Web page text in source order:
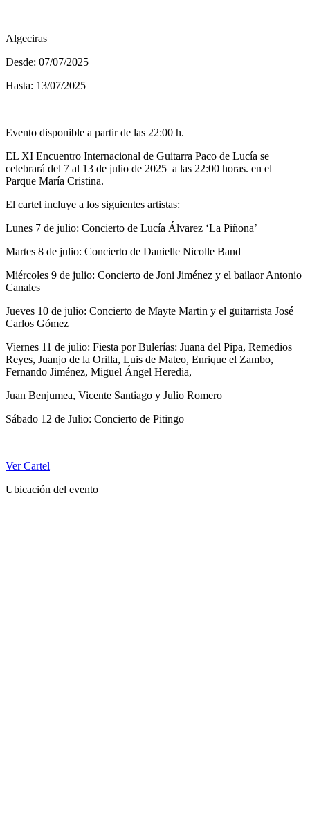
Algeciras
Desde: 07/07/2025
Hasta: 13/07/2025
Evento disponible a partir de las 22:00 h.
EL XI Encuentro Internacional de Guitarra Paco de Lucía se
celebrará del 7 al 13 de julio de 2025 a las 22:00 horas. en el
Parque María Cristina.
El cartel incluye a los siguientes artistas:
Lunes 7 de julio: Concierto de Lucía Álvarez ‘La Piñona’
Martes 8 de julio: Concierto de Danielle Nicolle Band
Miércoles 9 de julio: Concierto de Joni Jiménez y el bailaor Antonio
Canales
Jueves 10 de julio: Concierto de Mayte Martin y el guitarrista José
Carlos Gómez
Viernes 11 de julio: Fiesta por Bulerías: Juana del Pipa, Remedios
Reyes, Juanjo de la Orilla, Luis de Mateo, Enrique el Zambo,
Fernando Jiménez, Miguel Ángel Heredia,
Juan Benjumea, Vicente Santiago y Julio Romero
Sábado 12 de Julio: Concierto de Pitingo
Ver Cartel
Ubicación del evento